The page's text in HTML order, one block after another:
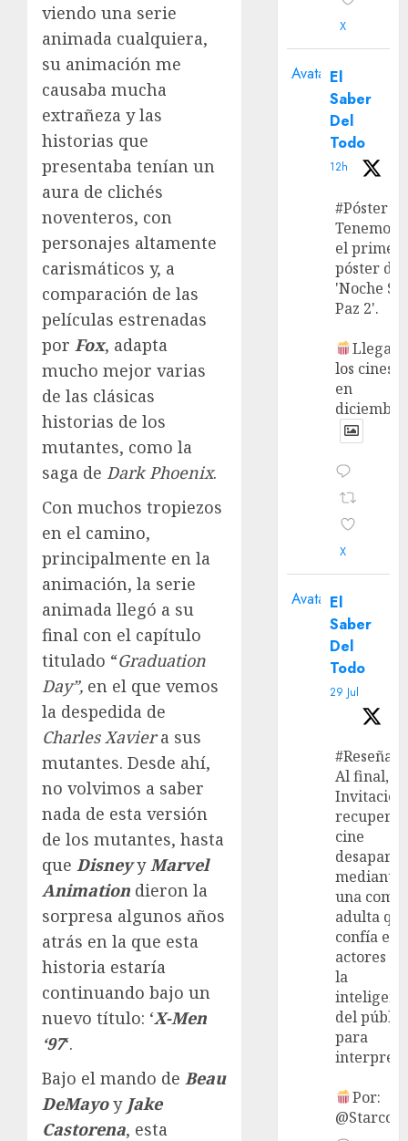
viendo una serie
animada cualquiera,
su animación me
causaba mucha
extrañeza y las
historias que
presentaba tenían un
aura de clichés
noventeros, con
personajes altamente
carismáticos y, a
comparación de las
películas estrenadas
por Fox, adapta
mucho mejor varias
de las clásicas
historias de los
mutantes, como la
saga de Dark Phoenix.
Con muchos tropiezos
en el camino,
principalmente en la
animación, la serie
animada llegó a su
final con el capítulo
titulado “Graduation
Day”, en el que vemos
la despedida de
Charles Xaviera sus
mutantes. Desde ahí,
no volvimos a saber
nada de esta versión
de los mutantes, hasta
que Disneyy Marvel
Animation dieron la
sorpresa algunos años
atrás en la que esta
historia estaría
continuando bajo un
nuevo título: ‘X-Men
‘97‘.
Bajo el mando de Beau
DeMayoy Jake
Castorena, esta
X
Avatar El
Saber
Del
Todo
12h
#Póster
Tenemos
el primer
póster de
'Noche
Paz 2'.
Llega a
los cines
en
X
Avatar El
Saber
Del
Todo
29 Jul
#Reseña
Al final,
recupera
cine
mediante
una
adulta
confía en
actores y
la
del
para
Por: